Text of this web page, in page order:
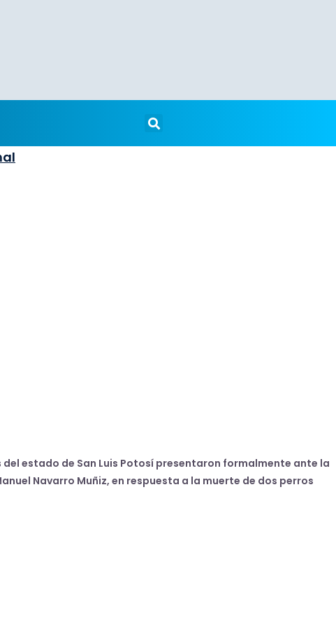
estado de San Luis Potosí presentaron formalmente ante la
Navarro Muñiz, en respuesta a la muerte de dos perros